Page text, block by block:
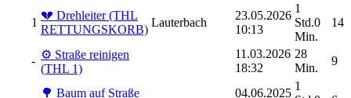
1
💔 Drehleiter (THL
RETTUNGSKORB)
Lauterbach
23.05.2026
10:13
1
Std.0
Min.
14
- ⚙️ Straße reinigen
(THL 1)
11.03.2026
18:32
28
Min.
9
🌳 Baum auf Straße
04.06.2025
1